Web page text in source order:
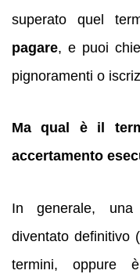
superato quel
pagare, e puoi
pignoramenti o
Ma qual è il
accertamento
In generale, una
diventato definitivo
termini, oppure